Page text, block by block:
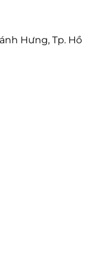
Hưng, Tp. Hồ